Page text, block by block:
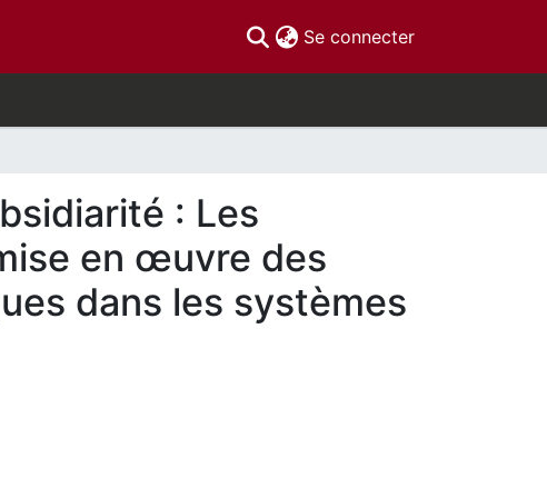
Se connecter(current)
: Les
en œuvre des
dans les systèmes